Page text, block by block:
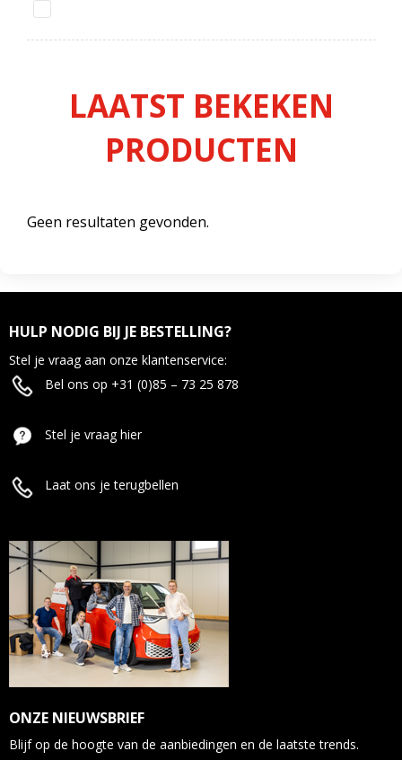
LAATST BEKEKEN
PRODUCTEN
Geen resultaten gevonden.
HULP NODIG BIJ JE BESTELLING?
Stel je vraag aan onze klantenservice:
Bel ons op +31 (0)85 – 73 25 878
Stel je vraag hier
Laat ons je terugbellen
ONZE NIEUWSBRIEF
Blijf op de hoogte van de aanbiedingen en de laatste trends.